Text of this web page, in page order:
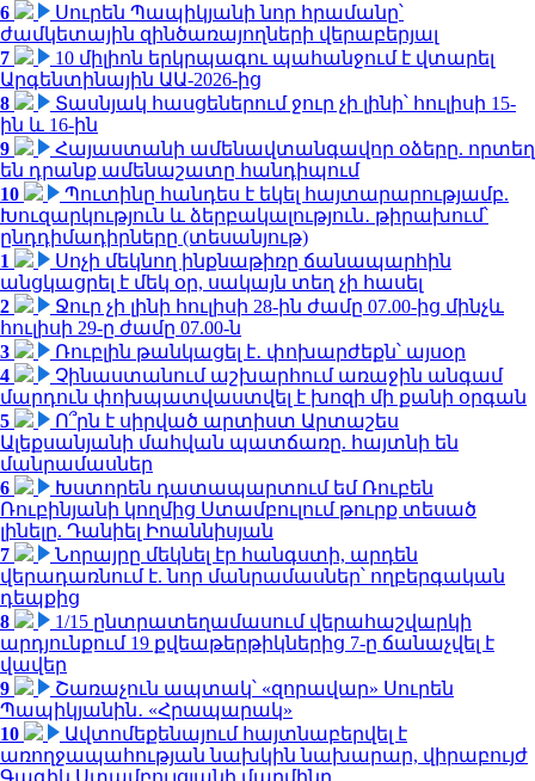
6
Սուրեն Պապիկյանի նոր հրամանը՝
ժամկետային զինծառայողների վերաբերյալ
7
10 միլիոն երկրպագու պահանջում է վտարել
Արգենտինային ԱԱ-2026-ից
8
Տասնյակ հասցեներում ջուր չի լինի՝ հուլիսի 15-
ին և 16-ին
9
Հայաստանի ամենավտանգավոր օձերը. որտեղ
են դրանք ամենաշատը հանդիպում
10
Պուտինը հանդես է եկել հայտարարությամբ.
Խուզարկություն և ձերբակալություն․ թիրախում՝
ընդդիմադիրները (տեսանյութ)
1
Սոչի մեկնող ինքնաթիռը ճանապարհին
անցկացրել է մեկ օր, սակայն տեղ չի հասել
2
Ջուր չի լինի հուլիսի 28-ին ժամը 07.00-ից մինչև
հուլիսի 29-ը ժամը 07.00-ն
3
Ռուբլին թանկացել է․ փոխարժեքն՝ այսօր
4
Չինաստանում աշխարհում առաջին անգամ
մարդուն փոխպատվաստվել է խոզի մի քանի օրգան
5
Ո՞րն է սիրված արտիստ Արտաշես
Ալեքսանյանի մահվան պատճառը. հայտնի են
մանրամասներ
6
Խստորեն դատապարտում եմ Ռուբեն
Ռուբինյանի կողմից Ստամբուլում թուրք տեսած
լինելը. Դանիել Իոաննիսյան
7
Նորայրը մեկնել էր հանգստի, արդեն
վերադառնում է. նոր մանրամասներ՝ ողբերգական
դեպքից
8
1/15 ընտրատեղամասում վերահաշվարկի
արդյունքում 19 քվեաթերթիկներից 7-ը ճանաչվել է
վավեր
9
Շառաչուն ապտակ՝ «զորավար» Սուրեն
Պապիկյանին․ «Հրապարակ»
10
Ավտոմեքենայում հայտնաբերվել է
առողջապահության նախկին նախարար, վիրաբույժ
Գագիկ Ստամբուլցյանի մարմինը